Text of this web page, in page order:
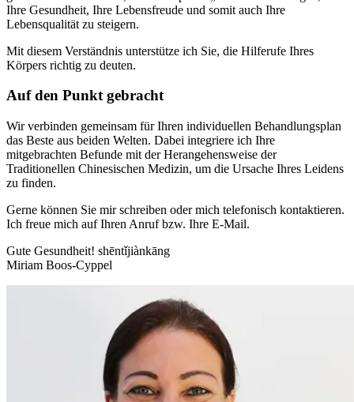
Ihre Gesundheit, Ihre Lebensfreude und somit auch Ihre
Lebensqualität zu steigern.
Mit diesem Verständnis unterstütze ich Sie, die Hilferufe Ihres
Körpers richtig zu deuten.
Auf den Punkt gebracht
Wir verbinden gemeinsam für Ihren individuellen Behandlungsplan
das Beste aus beiden Welten. Dabei integriere ich Ihre
mitgebrachten Befunde mit der Herangehensweise der
Traditionellen Chinesischen Medizin, um die Ursache Ihres Leidens
zu finden.
Gerne können Sie mir schreiben oder mich telefonisch kontaktieren.
Ich freue mich auf Ihren Anruf bzw. Ihre E-Mail.
Gute Gesundheit! shēntǐjiànkāng
Miriam Boos-Cyppel